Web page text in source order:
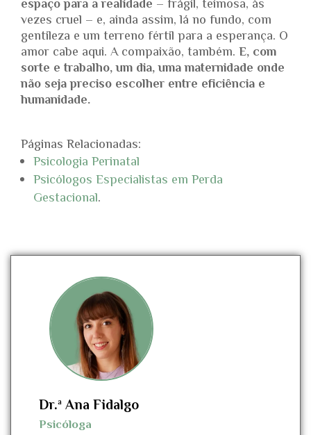
espaço para a realidade – frágil, teimosa, às
vezes cruel – e, ainda assim, lá no fundo, com
gentileza e um terreno fértil para a esperança. O
amor cabe aqui. A compaixão, também. E, com
sorte e trabalho, um dia, uma maternidade onde
não seja preciso escolher entre eficiência e
humanidade.
Páginas Relacionadas:
Psicologia Perinatal
Psicólogos Especialistas em Perda
Gestacional.
Dr.ª Ana Fidalgo
Psicóloga